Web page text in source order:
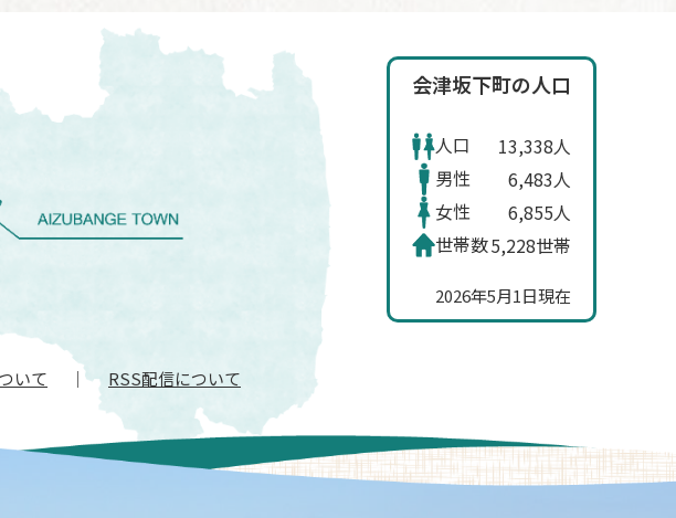
いて RSS配信について
会津坂下町の人口
人口
13,338人
男性
6,483人
女性
6,855人
世帯数5,228世帯
2026年5月1日現在